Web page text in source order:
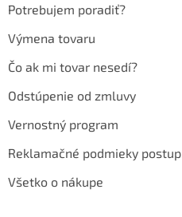
Potrebujem poradiť?
Výmena tovaru
Čo ak mi tovar nesedí?
Odstúpenie od zmluvy
Vernostný program
Reklamačné podmieky postup
Všetko o nákupe